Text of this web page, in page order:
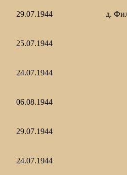
29.07.1944 д.
25.07.1944
24.07.1944
06.08.1944
29.07.1944
24.07.1944